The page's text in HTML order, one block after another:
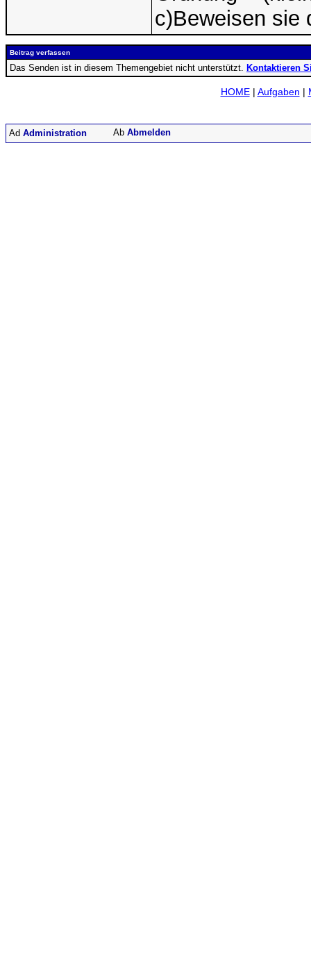
c)Beweisen sie
Beitrag verfassen
Das Senden ist in diesem Themengebiet nicht unterstützt. Kontaktieren
HOME| Aufgaben |
Administration Abmelden